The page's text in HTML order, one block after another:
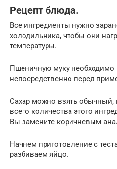
Рецепт блюда.
Все ингредиенты нужно
холодильника, чтобы они
температуры.
Пшеничную муку необходимо
непосредственно перед
Сахар можно взять обычный,
всего количества этого
Вы замените коричневым
Начнем приготовление с
разбиваем яйцо.